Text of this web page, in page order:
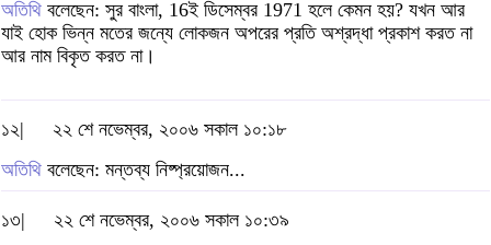
অতিথি বলেছেন: সুর বাংলা, 16ই ডিসেম্বর 1971 হলে কেমন হয়? যখন আর
যাই হোক ভিন্ন মতের জন্যে লোকজন অপরের প্রতি অশ্রদ্ধা প্রকাশ করত না
আর নাম বিকৃত করত না।
১২|
২২ শে নভেম্বর, ২০০৬ সকাল ১০:১৮
অতিথি বলেছেন: মন্তব্য নিষ্প্রয়োজন...
১৩|
২২ শে নভেম্বর, ২০০৬ সকাল ১০:৩৯